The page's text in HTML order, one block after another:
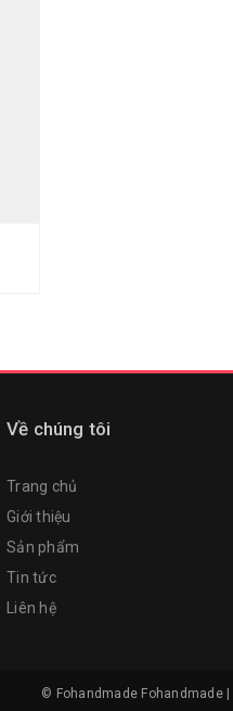
Về chúng tôi
Trang chủ
Giới thiệu
Sản phẩm
Tin tức
Liên hệ
© Fohandmade Fohandmade